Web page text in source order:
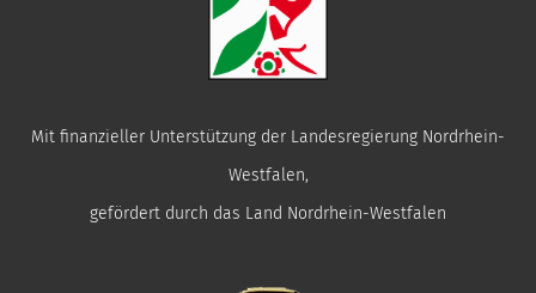
Mit finanzieller Unterstützung der Landesregierung Nordrhein-
Westfalen,
gefördert durch das Land Nordrhein-Westfalen